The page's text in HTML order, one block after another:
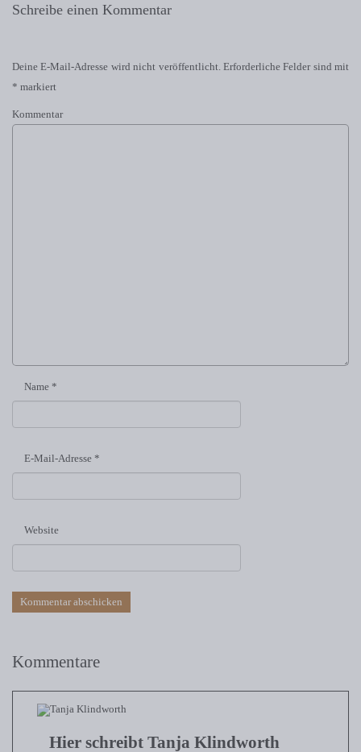
Schreibe einen Kommentar
Deine E-Mail-Adresse wird nicht veröffentlicht. Erforderliche Felder sind mit
* markiert
Kommentar
Name *
E-Mail-Adresse *
Website
Kommentare
Hier schreibt Tanja Klindworth